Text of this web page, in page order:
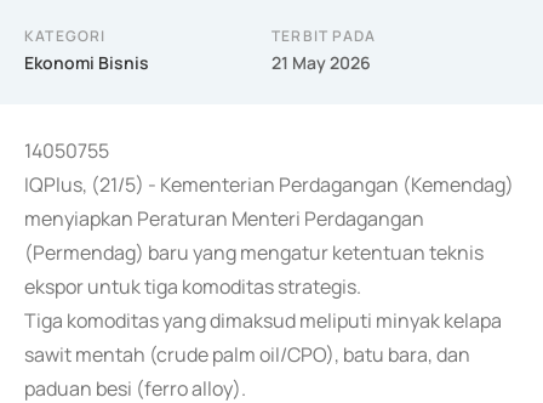
KATEGORI
Ekonomi Bisnis
TERBIT PADA
21 May 2026
14050755
IQPlus, (21/5) - Kementerian Perdagangan (Kemendag)
menyiapkan Peraturan Menteri Perdagangan
(Permendag) baru yang mengatur ketentuan teknis
ekspor untuk tiga komoditas strategis.
Tiga komoditas yang dimaksud meliputi minyak kelapa
sawit mentah (crude palm oil/CPO), batu bara, dan
paduan besi (ferro alloy).